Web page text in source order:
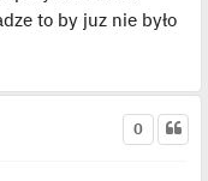
to by juz nie było
0